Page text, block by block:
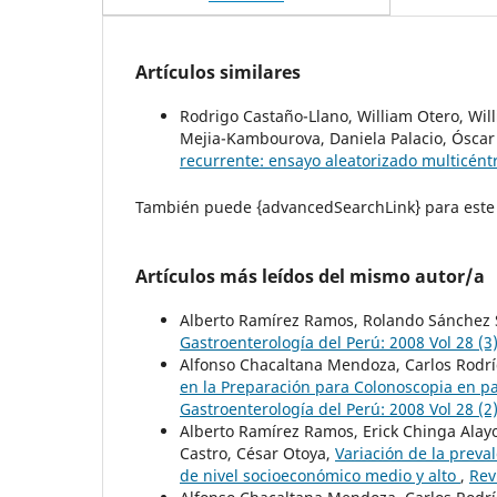
Artículos similares
Rodrigo Castaño-Llano, William Otero,
Mejia-Kambourova, Daniela Palacio,
recurrente: ensayo aleatorizado
También puede {advancedSearchLink} para
Artículos más leídos del mismo autor/a
Alberto Ramírez Ramos, Rolando Sánchez
Gastroenterología del Perú: 2008 Vol 28 (3)
Alfonso Chacaltana Mendoza, Carlos
en la Preparación para Colonoscopia en
Gastroenterología del Perú: 2008 Vol 28 (2)
Alberto Ramírez Ramos, Erick Chinga
Castro, César Otoya, Variación de la
de nivel socioeconómico medio y alto ,